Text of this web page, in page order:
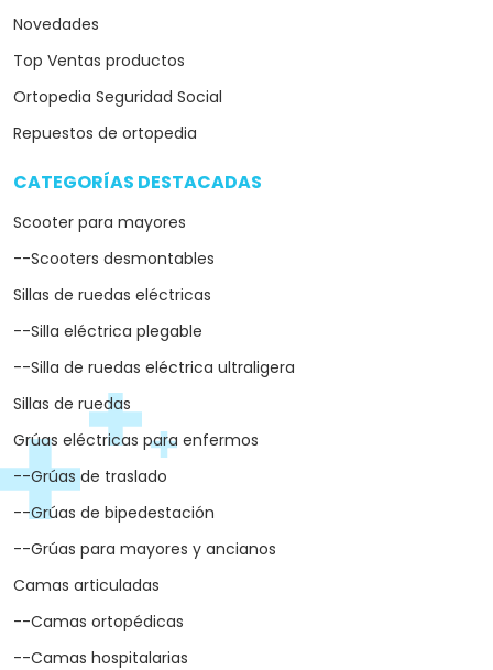
Novedades
Top Ventas productos
Ortopedia Seguridad Social
Repuestos de ortopedia
CATEGORÍAS DESTACADAS
Scooter para mayores
--Scooters desmontables
Sillas de ruedas eléctricas
--Silla eléctrica plegable
--Silla de ruedas eléctrica ultraligera
Sillas de ruedas
Grúas eléctricas para enfermos
--Grúas de traslado
--Grúas de bipedestación
--Grúas para mayores y ancianos
Camas articuladas
--Camas ortopédicas
--Camas hospitalarias